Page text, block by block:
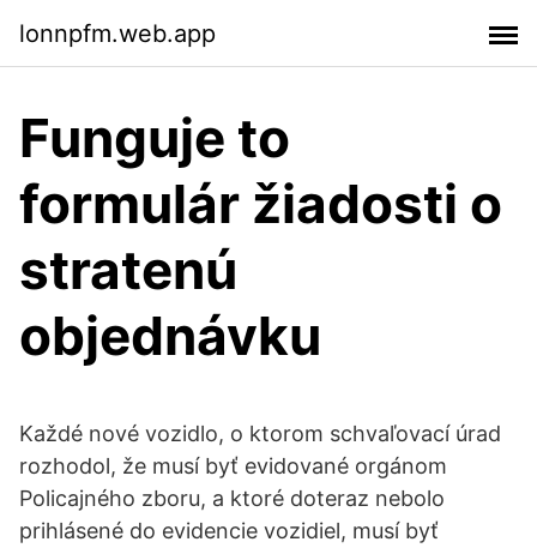
lonnpfm.web.app
Funguje to
formulár žiadosti o
stratenú
objednávku
Každé nové vozidlo, o ktorom schvaľovací úrad
rozhodol, že musí byť evidované orgánom
Policajného zboru, a ktoré doteraz nebolo
prihlásené do evidencie vozidiel, musí byť